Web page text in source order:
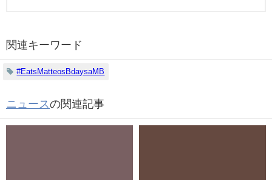
関連キーワード
#EatsMatteosBdaysaMB
ニュースの関連記事